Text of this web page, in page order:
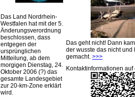
Das Land Nordrhein-
Westfalen hat mit der 5.
Änderungsverordnung
beschlossen, dass
entgegen der
ursprünglichen
Mitteilung, ab dem
morgigen Dienstag, 24.
Oktober 2006 (?) das
gesamte Landesgebiet
zur 20-km-Zone erklärt
wird.
Das geht nicht! Dann
der wusste das nicht und
gemacht. >>>
Kontaktinformationen